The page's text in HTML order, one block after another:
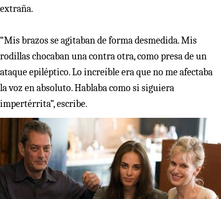
extraña.
“Mis brazos se agitaban de forma desmedida. Mis
rodillas chocaban una contra otra, como presa de un
ataque epiléptico. Lo increíble era que no me afectaba
la voz en absoluto. Hablaba como si siguiera
impertérrita”, escribe.